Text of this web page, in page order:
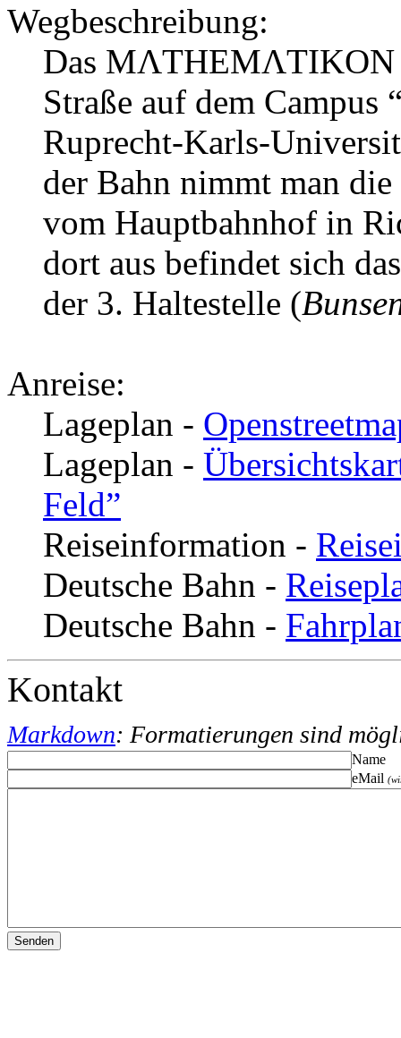
Wegbeschreibung:
Das MΛTHEMΛTIKON
Straße auf dem Campus
Ruprecht-Karls-
der Bahn nimmt man
vom Hauptbahnhof in
dort aus befindet sich
der 3. Haltestelle (
Anreise:
Lageplan -
Lageplan -
Feld”
Reiseinformation -
Deutsche Bahn -
Deutsche Bahn -
Kontakt
Markdown: Formatierungen sind
Name
eMail